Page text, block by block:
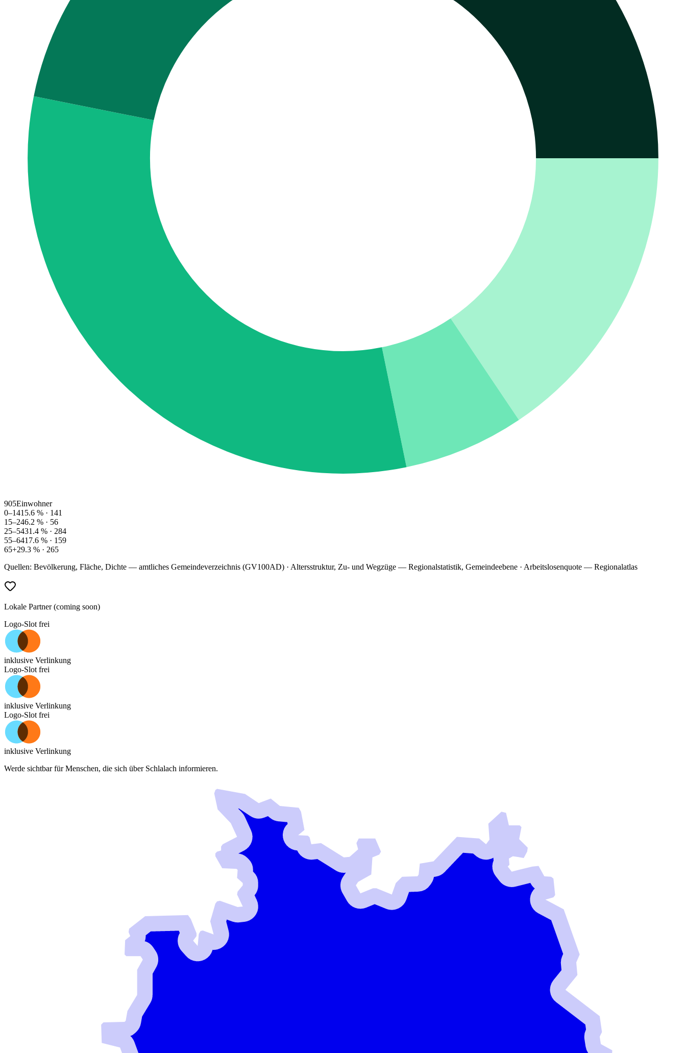
905Einwohner
0–1415.6 % · 141
15–246.2 % · 56
25–5431.4 % · 284
55–6417.6 % · 159
65+29.3 % · 265
Quellen: Bevölkerung, Fläche, Dichte — amtliches Gemeindeverzeichnis (GV100AD) · Altersstruktur, Zu- und Wegzüge — Regionalstatistik, Gemeindeebene · Arbeitslosenquote — Regionalatlas
Lokale Partner (coming soon)
Logo-Slot frei
inklusive Verlinkung
Logo-Slot frei
inklusive Verlinkung
Logo-Slot frei
inklusive Verlinkung
Werde sichtbar für Menschen, die sich über Schlalach informieren.